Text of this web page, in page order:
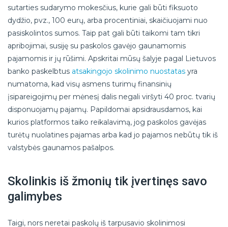
sutarties sudarymo mokesčius, kurie gali būti fiksuoto
dydžio, pvz., 100 eurų, arba procentiniai, skaičiuojami nuo
pasiskolintos sumos. Taip pat gali būti taikomi tam tikri
apribojimai, susiję su paskolos gavėjo gaunamomis
pajamomis ir jų rūšimi. Apskritai mūsų šalyje pagal Lietuvos
banko paskelbtus atsakingojo skolinimo nuostatas yra
numatoma, kad visų asmens turimų finansinių
įsipareigojimų per mėnesį dalis negali viršyti 40 proc. tvarių
disponuojamų pajamų. Papildomai apsidrausdamos, kai
kurios platformos taiko reikalavimą, jog paskolos gavėjas
turėtų nuolatines pajamas arba kad jo pajamos nebūtų tik iš
valstybės gaunamos pašalpos.
Skolinkis iš žmonių tik įvertinęs savo
galimybes
Taigi, nors neretai paskolų iš tarpusavio skolinimosi